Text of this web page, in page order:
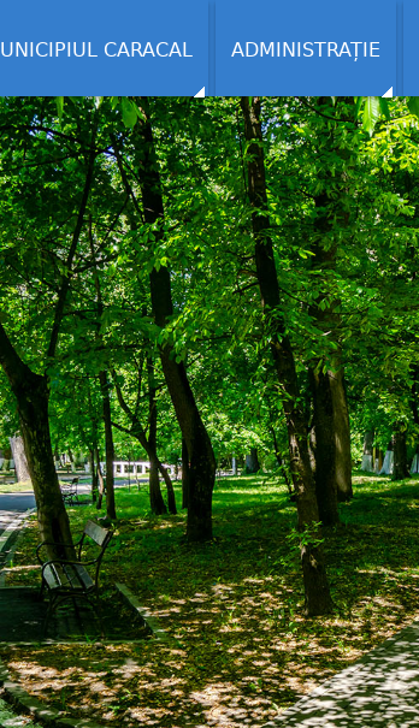
CARACAL ADMINISTRAȚIE